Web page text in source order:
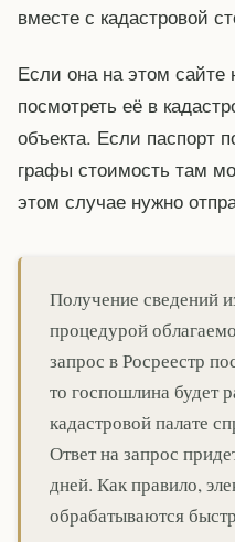
вместе с кадастровой
Если она на этом сайте
посмотреть её в
объекта. Если паспорт
графы стоимость там
этом случае нужно
Получение сведений
процедурой
запрос в Росреестр
то госпошлина будет
кадастровой палате
Ответ на запрос
дней. Как правило,
обрабатываются